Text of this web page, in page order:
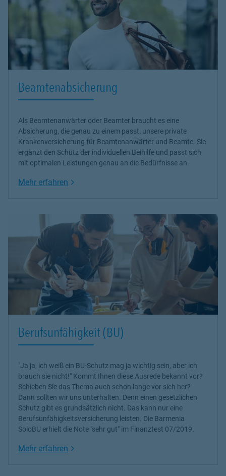
Beamtenabsicherung
Als Beamtenanwärter oder Beamter braucht es eine
Absicherung, die genau zu einem passt: unsere private
Krankenversicherung für Beamtenanwärter und Beamte. Sie
ergänzt den Schutz der individuellen Beihilfe und passt sich
mit optimalen Leistungen genau an die Bedürfnisse an.
Mehr erfahren Link Opens in New Tab
Berufsunfähigkeit (BU)
"Ja ja, ich weiß ein BU-Schutz mag ja wichtig sein, aber ich
brauch sie nicht!" Kommt Ihnen diese Ausrede bekannt vor?
Schieben Sie das Thema auch schon lange vor sich her?
Dann sollten wir uns unterhalten. Denn einen gesetzlichen
Schutz gibt es grundsätzlich nicht. Das kann nur eine
Berufsunfähigkeitsversicherung leisten. Die Barmenia
SoloBU erhielt die Note "sehr gut" im Finanztest 07/2019.
Mehr erfahren Link Opens in New Tab